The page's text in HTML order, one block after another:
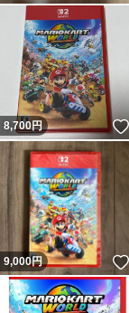
8,700円
9,000円